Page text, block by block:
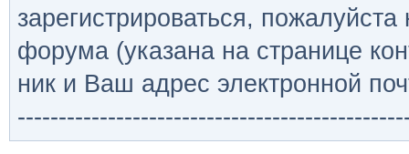
зарегистрироваться,
форума (указана на странице
ник и Ваш адрес электронной